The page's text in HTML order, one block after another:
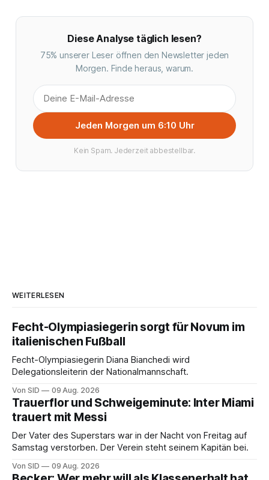
Diese Analyse täglich lesen?
75% unserer Leser öffnen den Newsletter jeden
Morgen. Finde heraus, warum.
Jeden Morgen um 6:10 Uhr
Kein Spam. Jederzeit abbestellbar.
WEITERLESEN
Fecht-Olympiasiegerin sorgt für Novum im
italienischen Fußball
Fecht-Olympiasiegerin Diana Bianchedi wird
Delegationsleiterin der Nationalmannschaft.
Von SID 09 Aug. 2026
Trauerflor und Schweigeminute: Inter Miami
trauert mit Messi
Der Vater des Superstars war in der Nacht von Freitag auf
Samstag verstorben. Der Verein steht seinem Kapitän bei.
Von SID 09 Aug. 2026